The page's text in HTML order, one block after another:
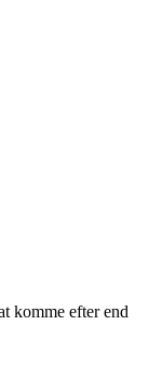
komme efter end